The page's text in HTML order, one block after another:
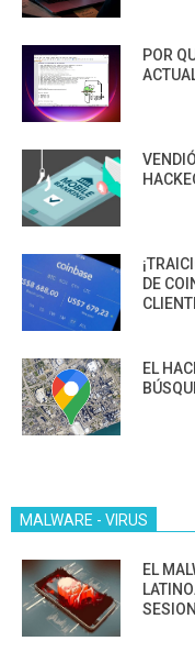
POR
DE
EL
MALWARE - VIRUS
EL